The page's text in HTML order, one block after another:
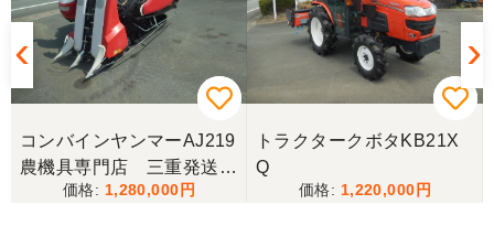
コンバインの購入を検討している時に偶然大きさ稼
働時間など条件が合ったので決めました、その後は
現物を確認することを検討してましたが何度かやり
取りをして信頼できそうでしたのでコンバインの写
真と説明のみで購入させていただきました、まだ実
働はしてませんが作動確認などして問題はなさそう
で今年の刈り取りが楽しみです、ありがとう御座い
ました
コンバインヤンマーAJ219
農機具専門店 三重発送整
備済み
1,280,000
トラクタークボタKB21X
Q
1,220,000